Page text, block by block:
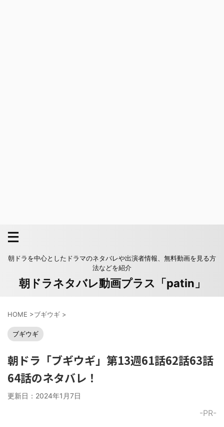
朝ドラを中心としたドラマのネタバレや出演者情報、無料動画を見る方
法などを紹介
朝ドラネタバレ動画プラス「patin」
HOME >ブギウギ >
ブギウギ
朝ドラ「ブギウギ」第13週61話62話63話
64話のネタバレ！
更新日： 2024年1月7日
-PR-